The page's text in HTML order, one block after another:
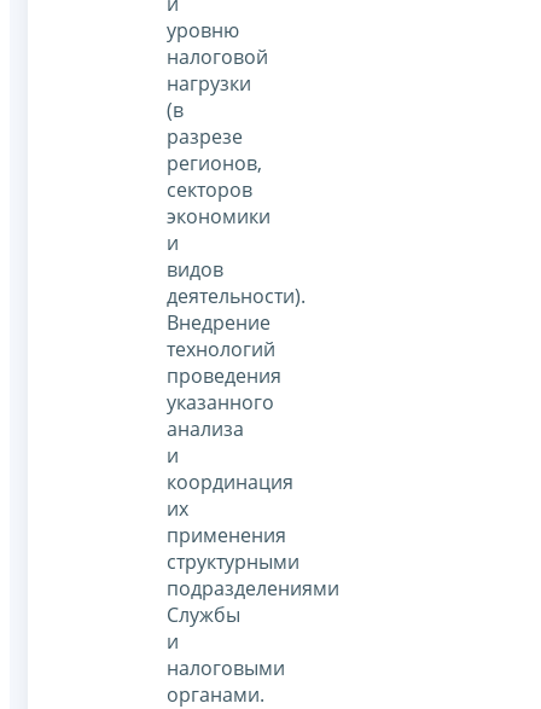
уровню
налоговой
нагрузки
(в
разрезе
регионов,
секторов
экономики
и
видов
деятельности).
Внедрение
технологий
проведения
указанного
анализа
и
координация
их
применения
структурными
подразделениями
Службы
и
налоговыми
органами.